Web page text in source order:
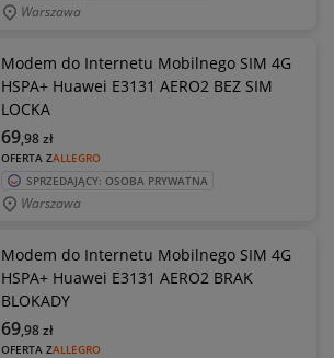
Warszawa
Modem do Internetu Mobilnego SIM 4G
HSPA+ Huawei E3131 AERO2 BEZ SIM
LOCKA
OFERTA ZALLEGRO
69,98zł
SPRZEDAJĄCY: OSOBA PRYWATNA
Warszawa
Modem do Internetu Mobilnego SIM 4G
HSPA+ Huawei E3131 AERO2 BRAK
BLOKADY
OFERTA ZALLEGRO
69,98zł